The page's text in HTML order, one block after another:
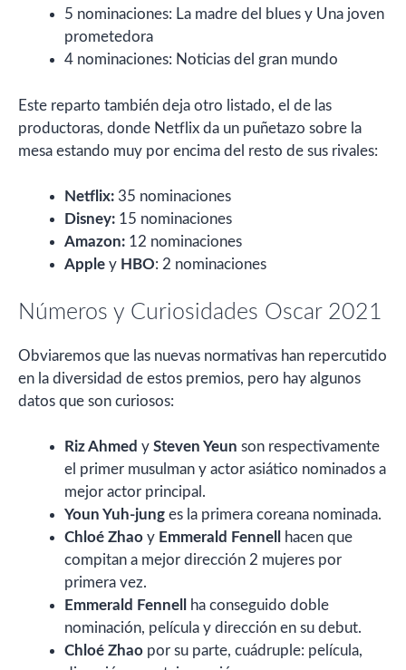
5 nominaciones: La madre del blues y Una joven
prometedora
4 nominaciones: Noticias del gran mundo
Este reparto también deja otro listado, el de las
productoras, donde Netflix da un puñetazo sobre la
mesa estando muy por encima del resto de sus rivales:
Netflix: 35 nominaciones
Disney: 15 nominaciones
Amazon: 12 nominaciones
Apple y HBO: 2 nominaciones
Números y Curiosidades Oscar 2021
Obviaremos que las nuevas normativas han repercutido
en la diversidad de estos premios, pero hay algunos
datos que son curiosos:
Riz Ahmed y Steven Yeun son respectivamente
el primer musulman y actor asiático nominados a
mejor actor principal.
Youn Yuh-jung es la primera coreana nominada.
Chloé Zhao y Emmerald Fennell
hacen que
compitan a mejor dirección 2 mujeres por
primera vez.
Emmerald Fennell
ha conseguido doble
nominación, película y dirección en su debut.
Chloé Zhao por su parte, cuádruple: película,